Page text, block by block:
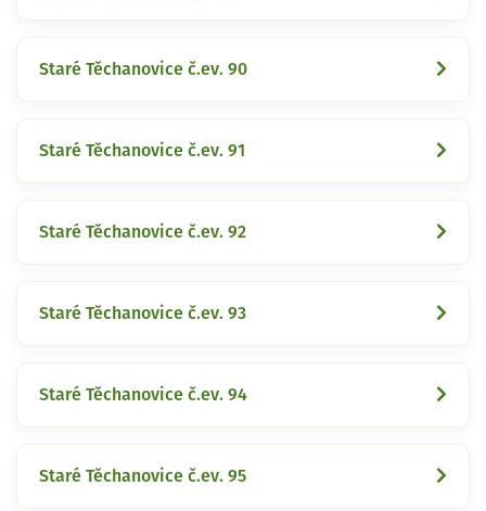
Staré Těchanovice č.ev. 90
Staré Těchanovice č.ev. 91
Staré Těchanovice č.ev. 92
Staré Těchanovice č.ev. 93
Staré Těchanovice č.ev. 94
Staré Těchanovice č.ev. 95